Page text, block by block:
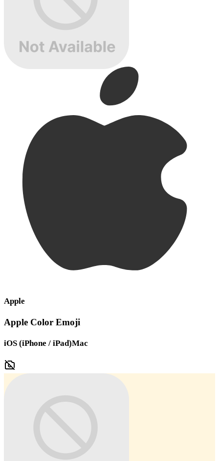
Apple
Apple Color Emoji
iOS (iPhone / iPad)Mac